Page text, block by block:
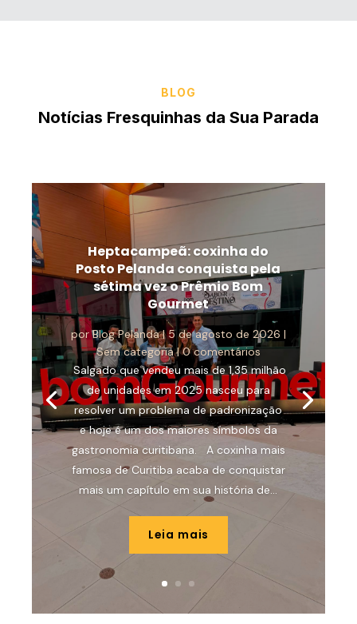
BLOG
Notícias Fresquinhas da Sua Parada
Heptacampeã: coxinha do
Posto Pelanda conquista pela
sétima vez o Prêmio Bom
Gourmet
porBlog Pelanda|5 de agosto de 2026 |
Sem categoria| 0 comentários
Salgado que vendeu mais de 1,35 milhão
de unidades em 2025 nasceu para
resolver um problema de padronização
e hoje é um dos maiores símbolos da
gastronomia curitibana. A coxinha mais
famosa de Curitiba acaba de conquistar
mais um capítulo em sua história de...
Leia mais